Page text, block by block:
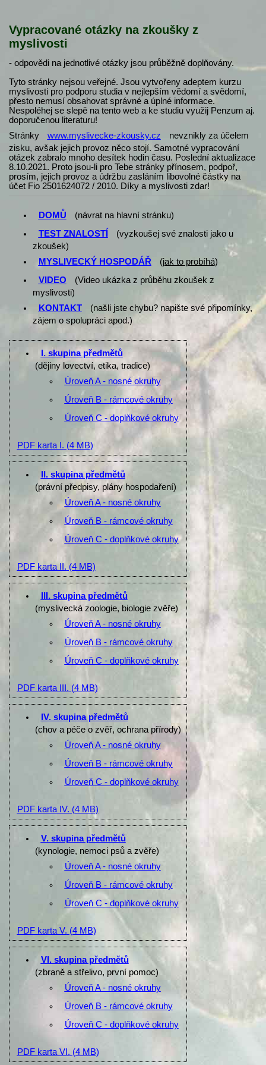
Vypracované otázky na zkoušky z
myslivosti
- odpovědi na jednotlivé otázky jsou průběžně doplňovány.
Tyto stránky nejsou veřejné. Jsou vytvořeny adeptem kurzu
myslivosti pro podporu studia v nejlepším vědomí a svědomí,
přesto nemusí obsahovat správné a úplné informace.
Nespoléhej se slepě na tento web a ke studiu využij Penzum aj.
doporučenou literaturu!
Stránky
www.myslivecke-zkousky.cz
nevznikly za účelem
zisku, avšak jejich provoz něco stojí. Samotné vypracování
otázek zabralo mnoho desítek hodin času. Poslední aktualizace
8.10.2021. Proto jsou-li pro Tebe stránky přínosem, podpoř,
prosím, jejich provoz a údržbu zasláním libovolné částky na
účet Fio 2501624072 / 2010. Díky a myslivosti zdar!
DOMŮ
(návrat na hlavní stránku)
TEST ZNALOSTÍ
(vyzkoušej své znalosti jako u
zkoušek)
MYSLIVECKÝ HOSPODÁŘ
(jak to probíhá)
VIDEO
(Video ukázka z průběhu zkoušek z
myslivosti)
KONTAKT
(našli jste chybu? napište své připomínky,
zájem o spolupráci apod.)
I. skupina předmětů
(dějiny lovectví, etika, tradice)
Úroveň A - nosné okruhy
Úroveň B - rámcové okruhy
Úroveň C - doplňkové okruhy
PDF karta I. (4 MB)
II. skupina předmětů
(právní předpisy, plány hospodaření)
Úroveň A - nosné okruhy
Úroveň B - rámcové okruhy
Úroveň C - doplňkové okruhy
PDF karta II. (4 MB)
III. skupina předmětů
(myslivecká zoologie, biologie zvěře)
Úroveň A - nosné okruhy
Úroveň B - rámcové okruhy
Úroveň C - doplňkové okruhy
PDF karta III. (4 MB)
IV. skupina předmětů
(chov a péče o zvěř, ochrana přírody)
Úroveň A - nosné okruhy
Úroveň B - rámcové okruhy
Úroveň C - doplňkové okruhy
PDF karta IV. (4 MB)
V. skupina předmětů
(kynologie, nemoci psů a zvěře)
Úroveň A - nosné okruhy
Úroveň B - rámcové okruhy
Úroveň C - doplňkové okruhy
PDF karta V. (4 MB)
VI. skupina předmětů
(zbraně a střelivo, první pomoc)
Úroveň A - nosné okruhy
Úroveň B - rámcové okruhy
Úroveň C - doplňkové okruhy
PDF karta VI. (4 MB)